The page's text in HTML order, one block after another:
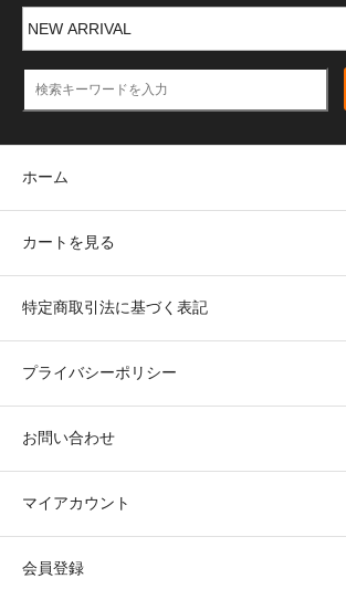
ホーム
カートを見る
特定商取引法に基づく表記
プライバシーポリシー
お問い合わせ
マイアカウント
会員登録